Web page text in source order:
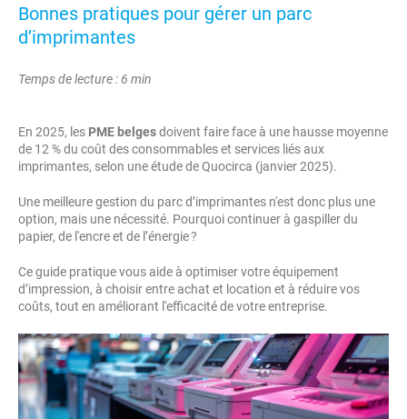
Bonnes pratiques pour gérer un parc
d’imprimantes
Temps de lecture : 6 min
En 2025, les PME belgesdoivent faire face à une hausse moyenne
de 12 % du coût des consommables et services liés aux
imprimantes, selon une étude de Quocirca (janvier 2025).
Une meilleure gestion du parc d’imprimantes n'est donc plus une
option, mais une nécessité. Pourquoi continuer à gaspiller du
papier, de l'encre et de l’énergie ?
Ce guide pratique vous aide à optimiser votre équipement
d’impression, à choisir entre achat et location et à réduire vos
coûts, tout en améliorant l'efficacité de votre entreprise.